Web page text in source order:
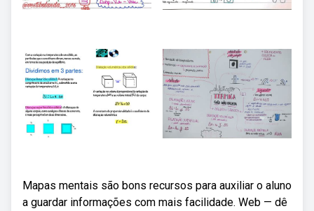
Mapas mentais são bons recursos para auxiliar o aluno
a guardar informações com mais facilidade. Web — dê